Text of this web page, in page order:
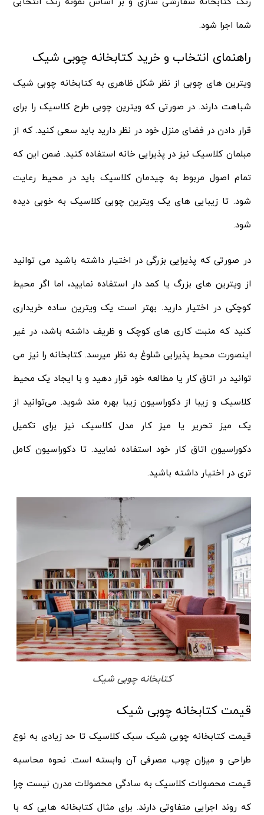
شما اجرا شود.
راهنمای انتخاب و خرید کتابخانه چوبی شیک
ویترین های چوبی از نظر شکل ظاهری به کتابخانه چوبی شیک
شباهت دارند. در صورتی که ویترین چوبی طرح کلاسیک را برای
قرار دادن در فضای منزل خود در نظر دارید باید سعی کنید. که از
مبلمان کلاسیک نیز در پذیرایی خانه استفاده کنید. ضمن این که
تمام اصول مربوط به چیدمان کلاسیک باید در محیط رعایت
شود. تا زیبایی های یک ویترین چوبی کلاسیک به خوبی دیده
شود.
در صورتی که پذیرایی بزرگی در اختیار داشته باشید می توانید
از ویترین های بزرگ یا کمد دار استفاده نمایید، اما اگر محیط
کوچکی در اختیار دارید. بهتر است یک ویترین ساده خریداری
کنید که منبت کاری‌ های کوچک و ظریف داشته باشد، در غیر
اینصورت محیط پذیرایی شلوغ به نظر میرسد. کتابخانه را نیز می
توانید در اتاق کار یا مطالعه خود قرار دهید و با ایجاد یک محیط
کلاسیک و زیبا از دکوراسیون زیبا بهره مند شوید. می‌توانید از
یک میز تحریر یا میز کار مدل کلاسیک نیز برای تکمیل
دکوراسیون اتاق کار خود استفاده نمایید. تا دکوراسیون کامل‌
تری در اختیار داشته باشید.
کتابخانه چوبی شیک
قیمت کتابخانه چوبی شیک
قیمت کتابخانه چوبی شیک سبک کلاسیک تا حد زیادی به نوع
طراحی و میزان چوب مصرفی آن وابسته است. نحوه محاسبه
قیمت محصولات کلاسیک به سادگی محصولات مدرن نیست چرا
که روند اجرایی متفاوتی دارند. برای مثال کتابخانه‌ هایی که با